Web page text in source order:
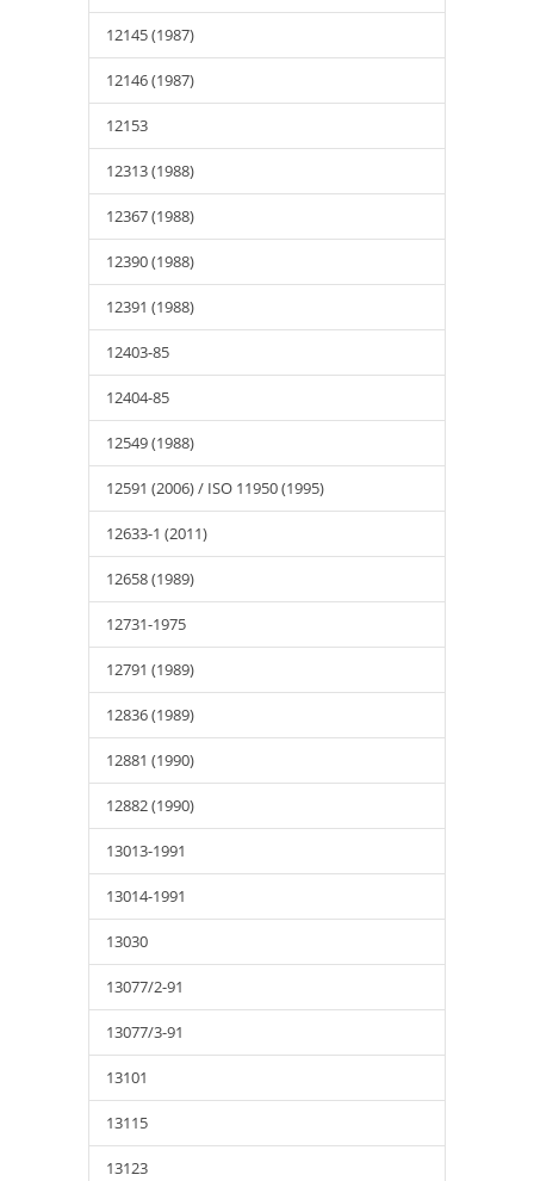
12145 (1987)
12146 (1987)
12153
12313 (1988)
12367 (1988)
12390 (1988)
12391 (1988)
12403-85
12404-85
12549 (1988)
12591 (2006) / ISO 11950 (1995)
12633-1 (2011)
12658 (1989)
12731-1975
12791 (1989)
12836 (1989)
12881 (1990)
12882 (1990)
13013-1991
13014-1991
13030
13077/2-91
13077/3-91
13101
13115
13123